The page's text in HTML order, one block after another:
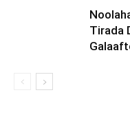
Tirada